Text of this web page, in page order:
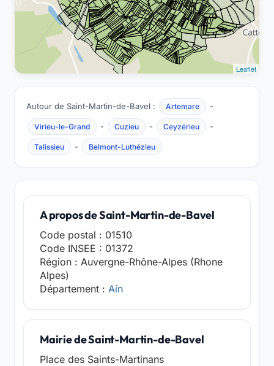
Leaflet
Autour de Saint-Martin-de-Bavel : Artemare -
Virieu-le-Grand - Cuzieu - Ceyzérieu -
Talissieu - Belmont-Luthézieu
A propos de Saint-Martin-de-Bavel
Code postal : 01510
Code INSEE : 01372
Région : Auvergne-Rhône-Alpes (Rhone
Alpes)
Département : Ain
Mairie de Saint-Martin-de-Bavel
Place des Saints-Martinans